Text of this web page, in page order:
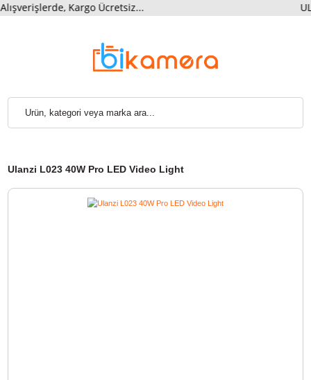
Ulanzi L023 40W Pro LED Video Light
Kargo Ücretsiz...